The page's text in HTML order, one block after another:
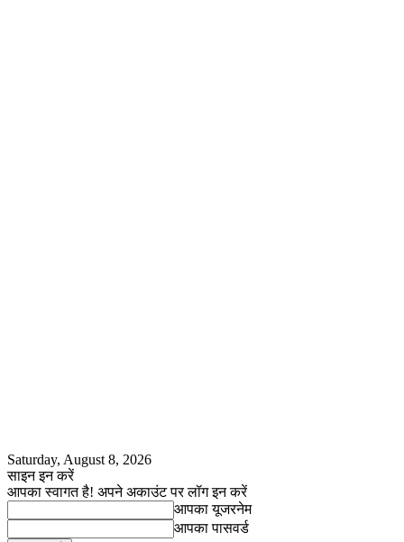
Saturday, August 8, 2026
साइन इन करें
आपका स्वागत है! अपने अकाउंट पर लॉग इन करें
आपका यूजरनेम
आपका पासवर्ड